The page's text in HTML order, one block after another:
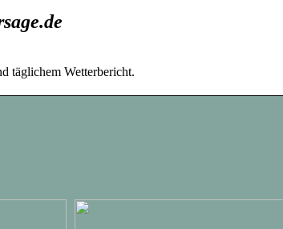
täglichem Wetterbericht.